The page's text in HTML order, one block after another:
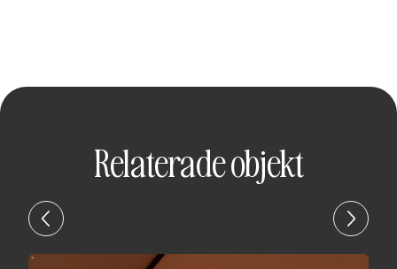
Relaterade objekt